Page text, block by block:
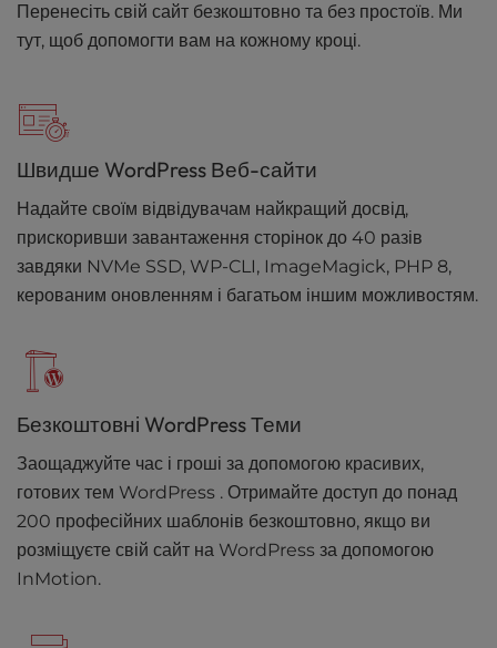
Перенесіть свій сайт безкоштовно та без простоїв. Ми
тут, щоб допомогти вам на кожному кроці.
Швидше WordPress Веб-сайти
Надайте своїм відвідувачам найкращий досвід,
прискоривши завантаження сторінок до 40 разів
завдяки NVMe SSD, WP-CLI, ImageMagick, PHP 8,
керованим оновленням і багатьом іншим можливостям.
Безкоштовні WordPress Теми
Заощаджуйте час і гроші за допомогою красивих,
готових тем WordPress . Отримайте доступ до понад
200 професійних шаблонів безкоштовно, якщо ви
розміщуєте свій сайт на WordPress за допомогою
InMotion.